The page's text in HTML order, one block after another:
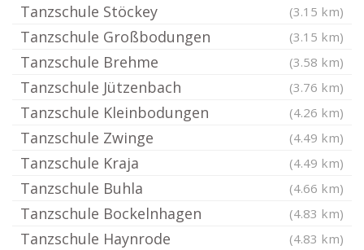
Tanzschule Stöckey (3.15 km)
Tanzschule Großbodungen (3.15 km)
Tanzschule Brehme (3.58 km)
Tanzschule Jützenbach (3.76 km)
Tanzschule Kleinbodungen (4.26 km)
Tanzschule Zwinge (4.49 km)
Tanzschule Kraja (4.49 km)
Tanzschule Buhla (4.66 km)
Tanzschule Bockelnhagen (4.83 km)
Tanzschule Haynrode (4.83 km)